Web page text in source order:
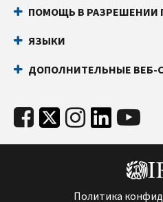
ПОМОЩЬ В РАЗРЕШЕНИИ
ЯЗЫКИ
ДОПОЛНИТЕЛЬНЫЕ ВЕБ-
Политика